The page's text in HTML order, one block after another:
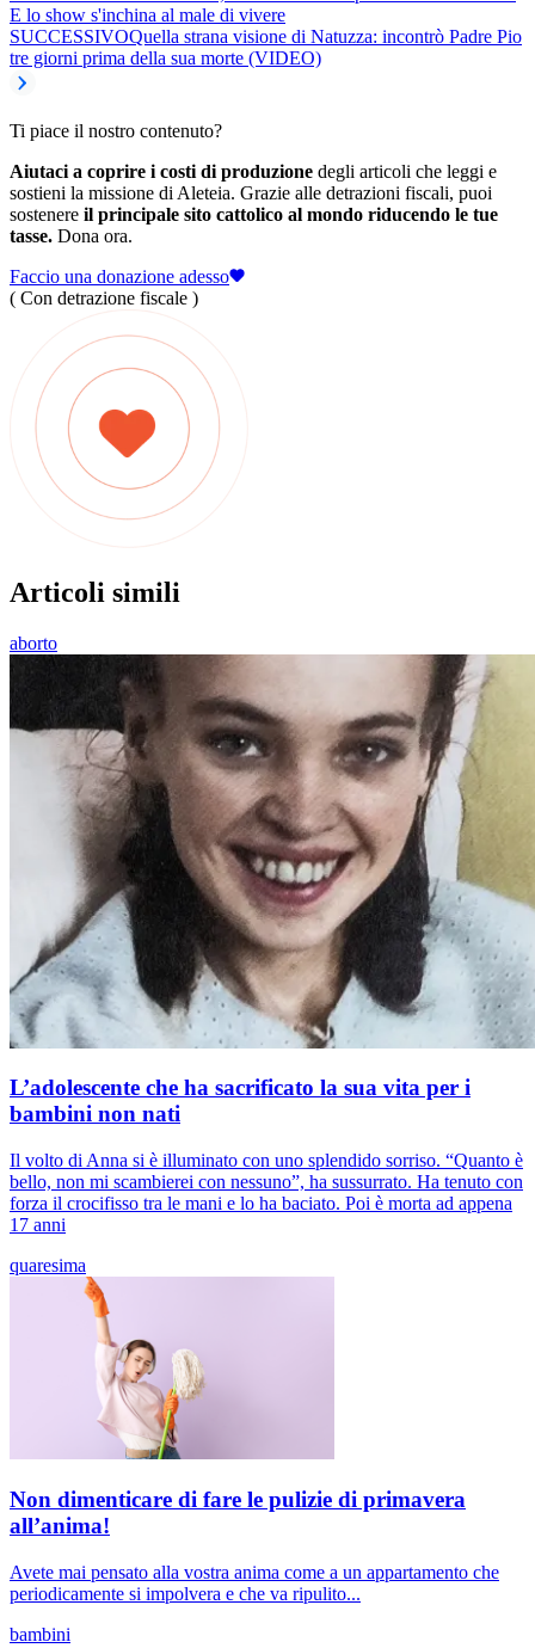
E lo show s'inchina al male di vivere
SUCCESSIVOQuella strana visione di Natuzza: incontrò Padre Pio
tre giorni prima della sua morte (VIDEO)
Ti piace il nostro contenuto?
Aiutaci a coprire i costi di produzione degli articoli che leggi e
sostieni la missione di Aleteia. Grazie alle detrazioni fiscali, puoi
sostenere il principale sito cattolico al mondo riducendo le tue
tasse. Dona ora.
Faccio una donazione adesso
( Con detrazione fiscale )
Articoli simili
aborto
L’adolescente che ha sacrificato la sua vita per i
bambini non nati
Il volto di Anna si è illuminato con uno splendido sorriso. “Quanto è
bello, non mi scambierei con nessuno”, ha sussurrato. Ha tenuto con
forza il crocifisso tra le mani e lo ha baciato. Poi è morta ad appena
17 anni
quaresima
Non dimenticare di fare le pulizie di primavera
all’anima!
Avete mai pensato alla vostra anima come a un appartamento che
periodicamente si impolvera e che va ripulito...
bambini